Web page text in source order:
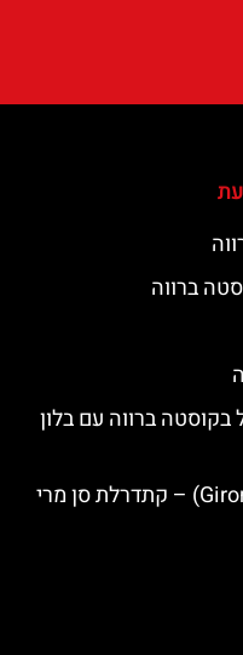
ברווה
ברווה עם בלון
קתדרלת גירונה (Girona Cathedral) – קתדרלת סן מרי